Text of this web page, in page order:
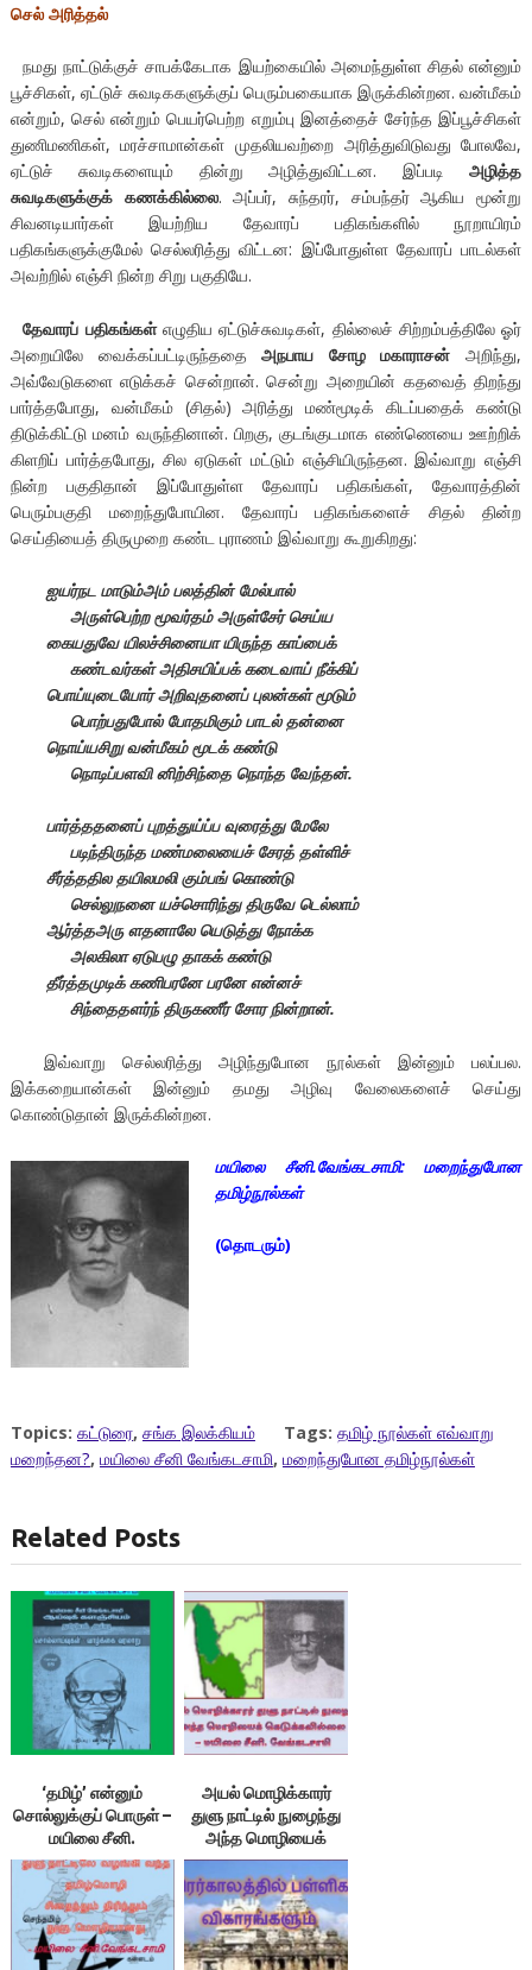
செல் அரித்தல்
நமது நாட்டுக்குச் சாபக்கேடாக இயற்கையில் அமைந்துள்ள சிதல் என்னும்
பூச்சிகள், ஏட்டுச் சுவடிககளுக்குப் பெரும்பகையாக இருக்கின்றன. வன்மீகம்
என்றும், செல் என்றும் பெயர்பெற்ற எறும்பு இனத்தைச் சேர்ந்த இப்பூச்சிகள்
துணிமணிகள், மரச்சாமான்கள் முதலியவற்றை அரித்துவிடுவது போலவே,
ஏட்டுச் சுவடிகளையும் தின்று அழித்துவிட்டன. இப்படிஅழித்த
சுவடிகளுக்குக் கணக்கில்லை. அப்பர், சுந்தரர், சம்பந்தர் ஆகிய மூன்று
சிவனடியார்கள் இயற்றிய தேவாரப் பதிகங்களில் நூறாயிரம்
பதிகங்களுக்குமேல் செல்லரித்து விட்டன: இப்போதுள்ள தேவாரப் பாடல்கள்
அவற்றில் எஞ்சி நின்ற சிறு பகுதியே.
தேவாரப் பதிகங்கள்எழுதிய ஏட்டுச்சுவடிகள், தில்லைச் சிற்றம்பத்திலே ஓர்
அறையிலே வைக்கப்பட்டிருந்ததைஅநபாய சோழ மகாராசன் அறிந்து,
அவ்வேடுகளை எடுக்கச் சென்றான். சென்று அறையின் கதவைத் திறந்து
பார்த்தபோது, வன்மீகம் (சிதல்) அரித்து மண்மூடிக் கிடப்பதைக் கண்டு
திடுக்கிட்டு மனம் வருந்தினான். பிறகு, குடங்குடமாக எண்ணெயை ஊற்றிக்
கிளறிப் பார்த்தபோது, சில ஏடுகள் மட்டும் எஞ்சியிருந்தன. இவ்வாறு எஞ்சி
நின்ற பகுதிதான் இப்போதுள்ள தேவாரப் பதிகங்கள், தேவாரத்தின்
பெரும்பகுதி மறைந்துபோயின. தேவாரப் பதிகங்களைச் சிதல் தின்ற
செய்தியைத் திருமுறை கண்ட புராணம் இவ்வாறு கூறுகிறது:
ஐயர்நட மாடும்அம் பலத்தின் மேல்பால்
அருள்பெற்ற மூவர்தம் அருள்சேர் செய்ய
கையதுவே யிலச்சினையா யிருந்த காப்பைக்
கண்டவர்கள் அதிசயிப்பக் கடைவாய் நீக்கிப்
பொய்யுடையோர் அறிவுதனைப் புலன்கள் மூடும்
பொற்பதுபோல் போதமிகும் பாடல் தன்னை
நொய்யசிறு வன்மீகம் மூடக் கண்டு
நொடிப்பளவி னிற்சிந்தை நொந்த வேந்தன்.
பார்த்ததனைப் புறத்துய்ப்ப வுரைத்து மேலே
படிந்திருந்த மண்மலையைச் சேரத் தள்ளிச்
சீர்த்ததில தயிலமலி கும்பங் கொண்டு
செல்லுநனை யச்சொரிந்து திருவே டெல்லாம்
ஆர்த்தஅரு ளதனாலே யெடுத்து நோக்க
அலகிலா ஏடுபழு தாகக் கண்டு
தீர்த்தமுடிக் கணிபரனே பரனே என்னச்
சிந்தைதளர்ந் திருகணீர் சோர நின்றான்.
இவ்வாறு செல்லரித்து அழிந்துபோன நூல்கள் இன்னும் பலப்பல.
இக்கறையான்கள் இன்னும் தமது அழிவு வேலைகளைச் செய்து
கொண்டுதான் இருக்கின்றன.
மயிலை சீனி.வேங்கடசாமி: மறைந்துபோன
தமிழ்நூல்கள்
(தொடரும்)
Topics: கட்டுரை, சங்க இலக்கியம் Tags: தமிழ் நூல்கள் எவ்வாறு
மறைந்தன?, மயிலை சீனி வேங்கடசாமி, மறைந்துபோன தமிழ்நூல்கள்
Related Posts
‘தமிழ்’ என்னும்
சொல்லுக்குப் பொருள் –
மயிலை சீனி.
வேங்கடசாமி
அயல் மொழிக்காரர்
துளு நாட்டில் நுழைந்து
அந்த மொழியைக்
கெடுக்கவில்லை –
மயிலை சீனி.
வேங்கடசாமி